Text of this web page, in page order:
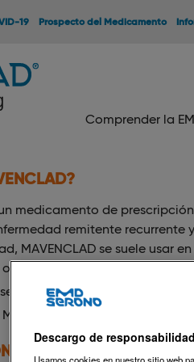
19 Prospecto del Medicamento
Comprender la EM
un medicamento de
remitente
MAVENCLAD se suele usar
que no han tenido el efecto
recomienda en personas con
es seguro y
IMPORTANTE DE
Descargo de